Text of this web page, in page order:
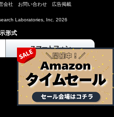
会社 お問い合わせ 広告掲載
Laboratories, Inc. 2026
形式
スマートフォン